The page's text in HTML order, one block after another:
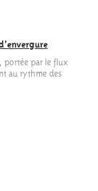
portée par le flux
au rythme des